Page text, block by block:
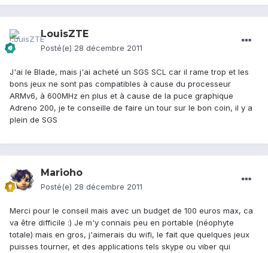
LouisZTE
Posté(e) 28 décembre 2011
J'ai le Blade, mais j'ai acheté un SGS SCL car il rame trop et les
bons jeux ne sont pas compatibles à cause du processeur
ARMv6, à 600MHz en plus et à cause de la puce graphique
Adreno 200, je te conseille de faire un tour sur le bon coin, il y a
plein de SGS
Marioho
Posté(e) 28 décembre 2011
Merci pour le conseil mais avec un budget de 100 euros max, ca
va être difficile :) Je m'y connais peu en portable (néophyte
totale) mais en gros, j'aimerais du wifi, le fait que quelques jeux
puisses tourner, et des applications tels skype ou viber qui